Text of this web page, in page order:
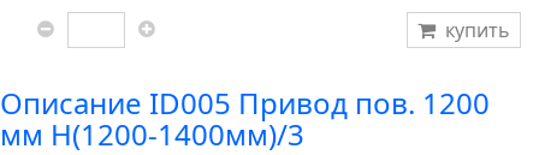
купить
Описание ID005 Привод пов. 1200
мм Н(1200-1400мм)/3